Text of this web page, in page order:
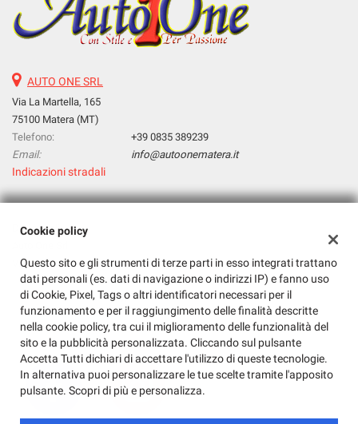
AUTO ONE SRL
Via La Martella, 165
75100 Matera (MT)
Telefono:
+39 0835 389239
Email:
info@autoonematera.it
Indicazioni stradali
Dati fiscali:
Via La Martella, 165, Matera (MT)
C.F/P.IVA:01143030771
Registro delle imprese:MT
Cookie policy
Questo sito e gli strumenti di terze parti in esso integrati trattano
dati personali (es. dati di navigazione o indirizzi IP) e fanno uso
di Cookie, Pixel, Tags o altri identificatori necessari per il
funzionamento e per il raggiungimento delle finalità descritte
nella cookie policy, tra cui il miglioramento delle funzionalità del
sito e la pubblicità personalizzata. Cliccando sul pulsante
Accetta Tutti dichiari di accettare l'utilizzo di queste tecnologie.
In alternativa puoi personalizzare le tue scelte tramite l'apposito
pulsante. Scopri di più e personalizza.